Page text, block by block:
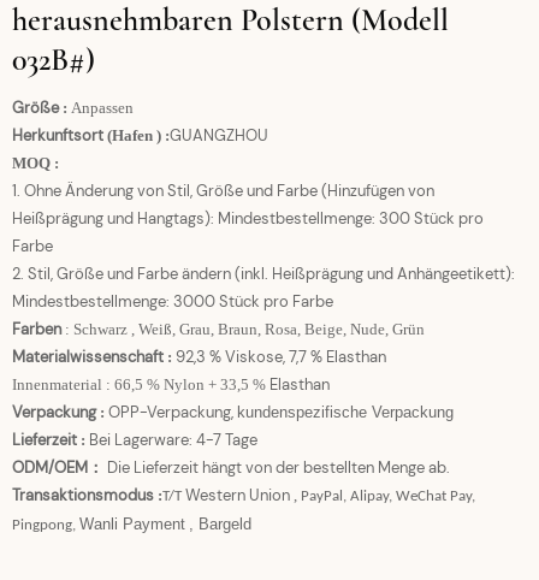
herausnehmbaren Polstern (Modell
032B#)
Größe : Anpassen
Herkunftsort (Hafen ) :GUANGZHOU
MOQ :
1. Ohne Änderung von Stil, Größe und Farbe (Hinzufügen von
Heißprägung und Hangtags): Mindestbestellmenge: 300 Stück pro
Farbe
2. Stil, Größe und Farbe ändern (inkl. Heißprägung und Anhängeetikett):
Mindestbestellmenge: 3000 Stück pro Farbe
Farben : Schwarz , Weiß, Grau, Braun, Rosa, Beige, Nude, Grün
Materialwissenschaft : 92,3 % Viskose, 7,7 % Elasthan
Innenmaterial : 66,5 % Nylon + 33,5 % Elasthan
Verpackung : OPP-Verpackung, kundenspezifische Verpackung
Lieferzeit : Bei Lagerware: 4-7 Tage
ODM/OEM： Die Lieferzeit hängt von der bestellten Menge ab.
Transaktionsmodus :T/TWestern Union , PayPal, Alipay, WeChat Pay,
Pingpong, Wanli Payment , Bargeld